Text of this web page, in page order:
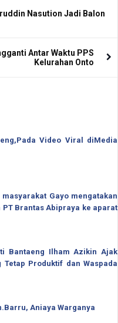
Nasution Jadi Balon
Antar Waktu PPS
Kelurahan Onto
Video Viral diMedia
Gayo mengatakan
PT Brantas Abipraya ke aparat
Bantaeng Ilham Azikin Ajak
Tetap Produktif dan Waspada
Aniaya Warganya